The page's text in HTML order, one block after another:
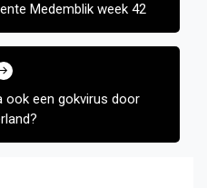
Medemblik week 42
ook een gokvirus door